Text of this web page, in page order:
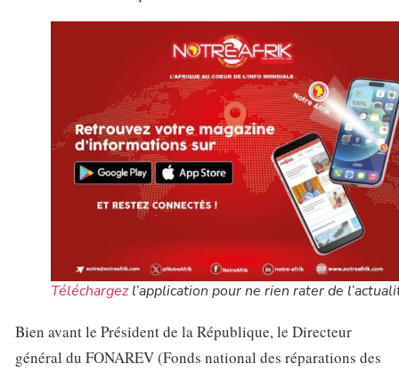
Téléchargezl’application pour ne rien rater de
Bien avant le Président de la République, le Directeur
général du FONAREV (Fonds national des réparations des